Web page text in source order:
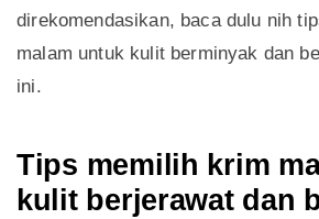
direkomendasikan, baca dulu nih
malam untuk kulit berminyak dan
ini.
Tips memilih krim
kulit berjerawat dan